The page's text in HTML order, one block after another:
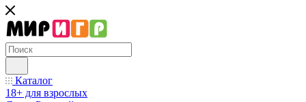
Каталог
18+ для взрослых